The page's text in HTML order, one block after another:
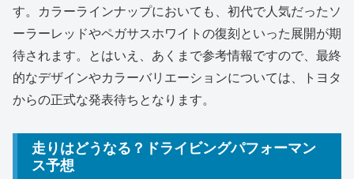
す。カラーラインナップにおいても、初代で人気だったソ
ーラーレッドやペガサスホワイトの復刻といった展開が期
待されます。とはいえ、あくまで参考情報ですので、最終
的なデザインやカラーバリエーションについては、トヨタ
からの正式な発表待ちとなります。
走りはどうなる？ドライビングパフォーマン
ス予想